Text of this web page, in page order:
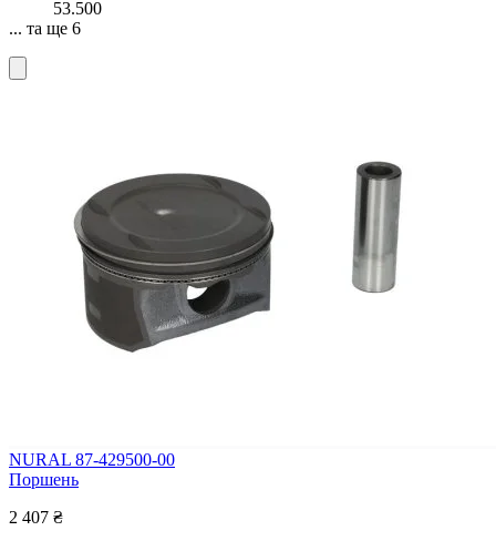
53.500
... та ще 6
NURAL 87-429500-00
Поршень
2 407 ₴